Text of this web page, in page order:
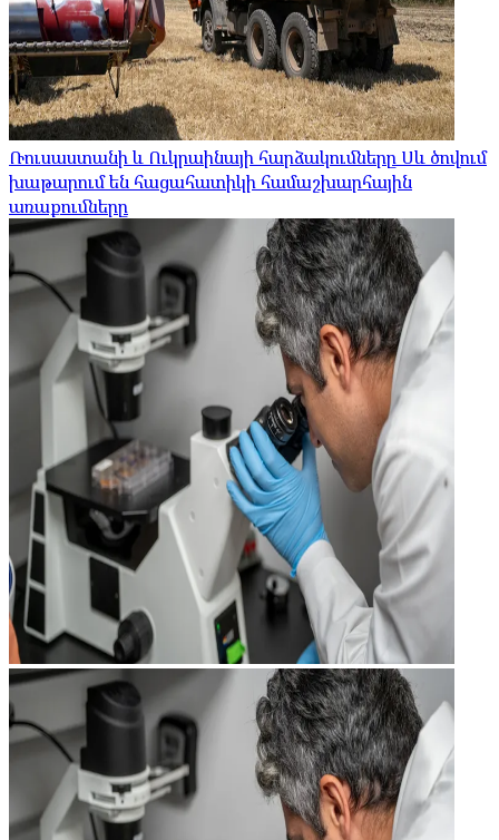
Ռուսաստանի և Ուկրաինայի հարձակումները Սև ծովում
խաթարում են հացահատիկի համաշխարհային
առաքումները